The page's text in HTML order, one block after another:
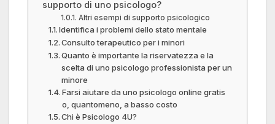
supporto di uno psicologo?
Altri esempi di supporto psicologico
Identifica i problemi dello stato mentale
Consulto terapeutico per i minori
Quanto è importante la riservatezza e la
scelta di uno psicologo professionista per un
minore
Farsi aiutare da uno psicologo online gratis
o, quantomeno, a basso costo
Chi è Psicologo 4U?